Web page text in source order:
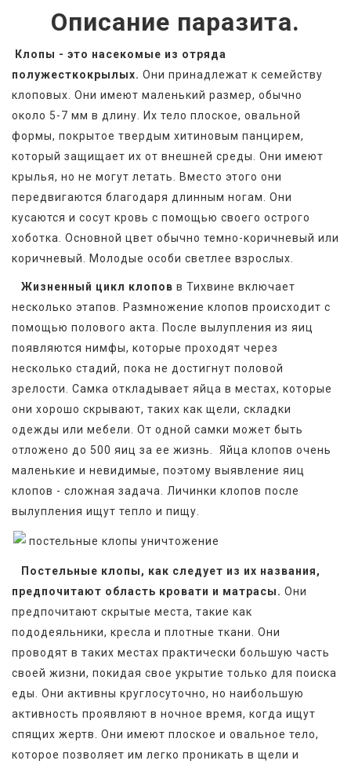
Описание паразита.
Клопы - это насекомые из отряда
полужесткокрылых. Они принадлежат к семейству
клоповых. Они имеют маленький размер, обычно
около 5-7 мм в длину. Их тело плоское, овальной
формы, покрытое твердым хитиновым панцирем,
который защищает их от внешней среды. Они имеют
крылья, но не могут летать. Вместо этого они
передвигаются благодаря длинным ногам. Они
кусаются и сосут кровь с помощью своего острого
хоботка. Основной цвет обычно темно-коричневый или
коричневый. Молодые особи светлее взрослых.
Жизненный цикл клопов в Тихвине включает
несколько этапов. Размножение клопов происходит с
помощью полового акта. После вылупления из яиц
появляются нимфы, которые проходят через
несколько стадий, пока не достигнут половой
зрелости. Самка откладывает яйца в местах, которые
они хорошо скрывают, таких как щели, складки
одежды или мебели. От одной самки может быть
отложено до 500 яиц за ее жизнь.  Яйца клопов очень
маленькие и невидимые, поэтому выявление яиц
клопов - сложная задача. Личинки клопов после
вылупления ищут тепло и пищу.
Постельные клопы, как следует из их названия,
предпочитают область кровати и матрасы. Они
предпочитают скрытые места, такие как
пододеяльники, кресла и плотные ткани. Они
проводят в таких местах практически большую часть
своей жизни, покидая свое укрытие только для поиска
еды. Они активны круглосуточно, но наибольшую
активность проявляют в ночное время, когда ищут
спящих жертв. Они имеют плоское и овальное тело,
которое позволяет им легко проникать в щели и